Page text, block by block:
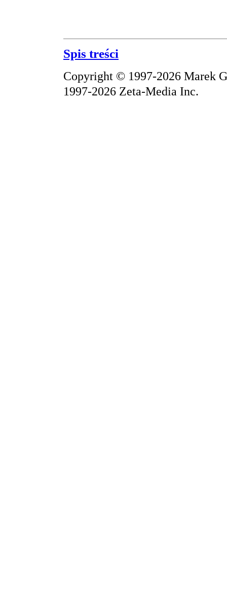
Spis treści
Copyright © 1997-2026 Marek
1997-2026 Zeta-Media Inc.